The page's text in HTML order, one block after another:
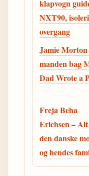
klapvogn
NXT90,
overgang
Jamie Morton
manden bag
Dad Wrote a
Freja Beha
Erichsen –
den danske
og hendes